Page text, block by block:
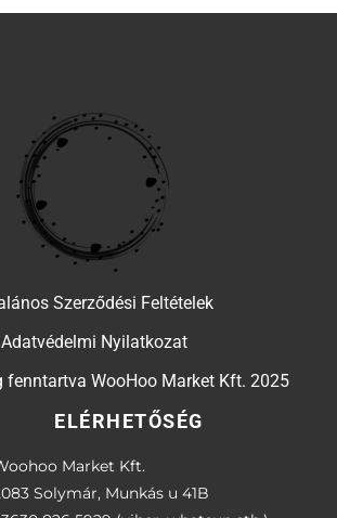
Szerződési Feltételek
Adatvédelmi Nyilatkozat
WooHoo Market Kft. 2025
ELÉRHETŐSÉG
Market Kft.
Solymár, Munkás u 41B